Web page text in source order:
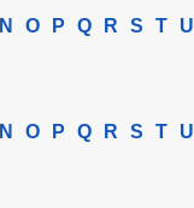
N O P Q R S T U
N O P Q R S T U